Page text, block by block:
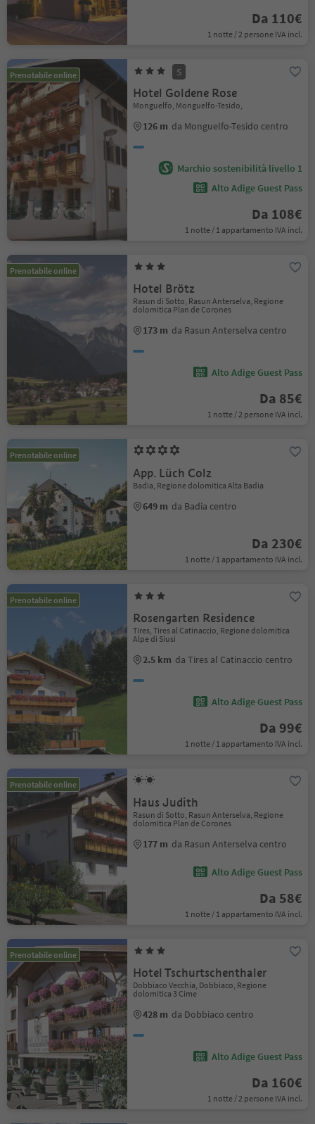
Da 110€
1 notte / 2 persone IVA incl.
Prenotabile online S
Hotel Goldene Rose
Monguelfo, Monguelfo-Tesido,
126 m da Monguelfo-Tesido centro
Marchio sostenibilità livello 1
Alto Adige Guest Pass
Da 108€
1 notte / 1 appartamento IVA incl.
Prenotabile online
Hotel Brötz
Rasun di Sotto, Rasun Anterselva, Regione
dolomitica Plan de Corones
173 m da Rasun Anterselva centro
Alto Adige Guest Pass
Da 85€
1 notte / 2 persone IVA incl.
Prenotabile online
App. Lüch Colz
Badia, Regione dolomitica Alta Badia
649 m da Badia centro
Da 230€
1 notte / 1 appartamento IVA incl.
Prenotabile online
Rosengarten Residence
Tires, Tires al Catinaccio, Regione dolomitica
Alpe di Siusi
2.5 km da Tires al Catinaccio centro
Alto Adige Guest Pass
Da 99€
1 notte / 1 appartamento IVA incl.
Prenotabile online
Haus Judith
Rasun di Sotto, Rasun Anterselva, Regione
dolomitica Plan de Corones
177 m da Rasun Anterselva centro
Alto Adige Guest Pass
Da 58€
1 notte / 1 appartamento IVA incl.
Prenotabile online
Hotel Tschurtschenthaler
Dobbiaco Vecchia, Dobbiaco, Regione
dolomitica 3 Cime
428 m da Dobbiaco centro
Alto Adige Guest Pass
Da 160€
1 notte / 2 persone IVA incl.